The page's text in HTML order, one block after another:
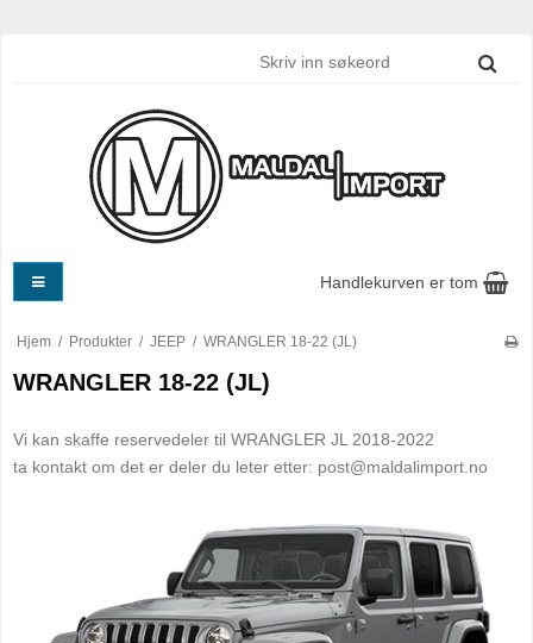
Handlekurven er tom
Hjem / Produkter / JEEP / WRANGLER 18-22 (JL)
WRANGLER 18-22 (JL)
Vi kan skaffe reservedeler til WRANGLER JL 2018-2022
ta kontakt om det er deler du leter etter: post@maldalimport.no